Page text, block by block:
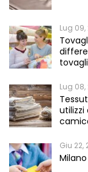
Lug 09,
Lug 08,
utilizzi
Giu 22,